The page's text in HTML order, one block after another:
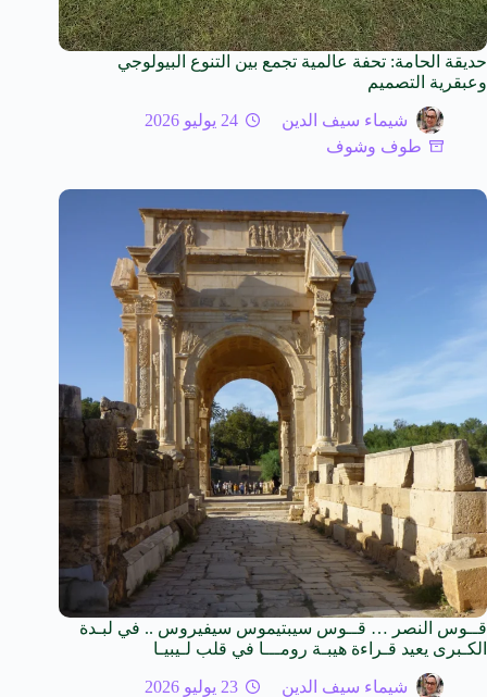
حديقة الحامة: تحفة عالمية تجمع بين التنوع البيولوجي
وعبقرية التصميم
شيماء سيف الدين
24 يوليو 2026
طوف وشوف
قــوس النصر … قــوس سيبتيموس سيفيروس .. في لبـدة
الكـبرى يعيد قـراءة هيبـة رومـــا في قلب لـيبيـا
شيماء سيف الدين
23 يوليو 2026